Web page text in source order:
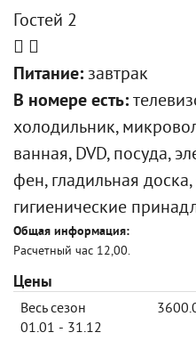
Гостей 2
Питание: завтрак
В номере есть:
холодильник,
ванная, DVD, посуда,
фен, гладильная
гигиенические
Общая информация:
Расчетный час 12,00.
Цены
Весь сезон
01.01 - 31.12